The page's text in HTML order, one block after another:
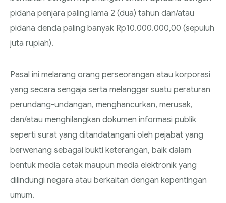
pidana penjara paling lama 2 (dua) tahun dan/atau
pidana denda paling banyak Rp10.000.000,00 (sepuluh
juta rupiah).
Pasal ini melarang orang perseorangan atau korporasi
yang secara sengaja serta melanggar suatu peraturan
perundang-undangan, menghancurkan, merusak,
dan/atau menghilangkan dokumen informasi publik
seperti surat yang ditandatangani oleh pejabat yang
berwenang sebagai bukti keterangan, baik dalam
bentuk media cetak maupun media elektronik yang
dilindungi negara atau berkaitan dengan kepentingan
umum.